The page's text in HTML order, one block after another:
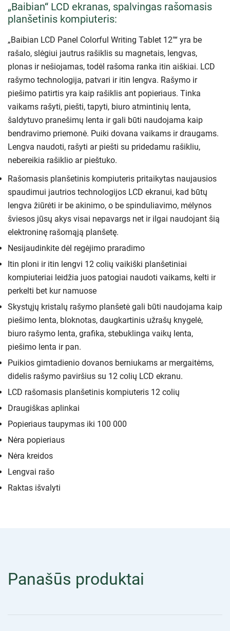
„Baibian“ LCD ekranas, spalvingas rašomasis
planšetinis kompiuteris:
„Baibian LCD Panel Colorful Writing Tablet 12″“ yra be
rašalo, slėgiui jautrus rašiklis su magnetais, lengvas,
plonas ir nešiojamas, todėl rašoma ranka itin aiškiai. LCD
rašymo technologija, patvari ir itin lengva. Rašymo ir
piešimo patirtis yra kaip rašiklis ant popieriaus. Tinka
vaikams rašyti, piešti, tapyti, biuro atmintinių lenta,
šaldytuvo pranešimų lenta ir gali būti naudojama kaip
bendravimo priemonė. Puiki dovana vaikams ir draugams.
Lengva naudoti, rašyti ar piešti su pridedamu rašikliu,
nebereikia rašiklio ar pieštuko.
Rašomasis planšetinis kompiuteris pritaikytas naujausios
spaudimui jautrios technologijos LCD ekranui, kad būtų
lengva žiūrėti ir be akinimo, o be spinduliavimo, mėlynos
šviesos jūsų akys visai nepavargs net ir ilgai naudojant šią
elektroninę rašomąją planšetę.
Nesijaudinkite dėl regėjimo praradimo
Itin ploni ir itin lengvi 12 colių vaikiški planšetiniai
kompiuteriai leidžia juos patogiai naudoti vaikams, kelti ir
perkelti bet kur namuose
Skystųjų kristalų rašymo planšetė gali būti naudojama kaip
piešimo lenta, bloknotas, daugkartinis užrašų knygelė,
biuro rašymo lenta, grafika, stebuklinga vaikų lenta,
piešimo lenta ir pan.
Puikios gimtadienio dovanos berniukams ar mergaitėms,
didelis rašymo paviršius su 12 colių LCD ekranu.
LCD rašomasis planšetinis kompiuteris 12 colių
Draugiškas aplinkai
Popieriaus taupymas iki 100 000
Nėra popieriaus
Nėra kreidos
Lengvai rašo
Raktas išvalyti
Panašūs produktai